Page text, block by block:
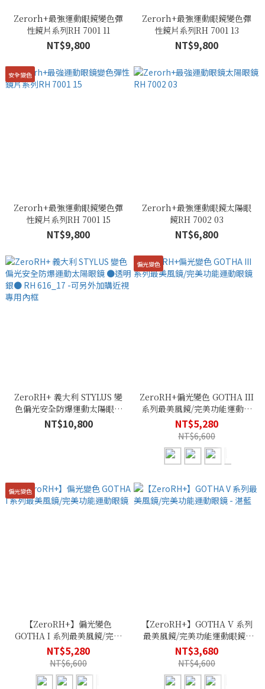
Zerorh+最強運動眼鏡變色彈
性鏡片系列RH 7001 11
NT$9,800
Zerorh+最強運動眼鏡變色彈
性鏡片系列RH 7001 13
NT$9,800
安全變色
Zerorh+最強運動眼鏡變色彈
性鏡片系列RH 7001 15
NT$9,800
Zerorh+最強運動眼鏡太陽眼
鏡RH 7002 03
NT$6,800
ZeroRH+ 義大利 STYLUS 變
色偏光安全防爆運動太陽眼鏡
●透明銀● RH 616_17 -可另外
加購近視專用內框
NT$10,800
偏光變色
ZeroRH+偏光變色 GOTHA III
系列最美風鏡/完美功能運動眼
鏡
NT$5,280
NT$6,600
偏光變色
【ZeroRH+】偏光變色
GOTHA I 系列最美風鏡/完美
功能運動眼鏡
NT$5,280
NT$6,600
【ZeroRH+】GOTHA V 系列
最美風鏡/完美功能運動眼鏡 -
湛藍
NT$3,680
NT$4,600